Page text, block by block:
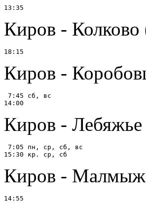
Киров - Колково
Киров -
7:45 сб, вс
Киров - Лебяжье
7:05 пн, ср, сб, вс
Киров - Малмыж